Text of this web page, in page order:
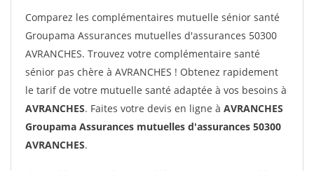
Comparez les complémentaires mutuelle sénior santé
Groupama Assurances mutuelles d'assurances 50300
AVRANCHES. Trouvez votre complémentaire santé
sénior pas chère à AVRANCHES ! Obtenez rapidement
le tarif de votre mutuelle santé adaptée à vos besoins à
AVRANCHES. Faites votre devis en ligne à AVRANCHES
Groupama Assurances mutuelles d'assurances 50300
AVRANCHES.